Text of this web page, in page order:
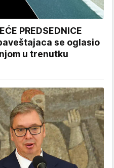
PREDSEDNICE
se oglasio
u trenutku